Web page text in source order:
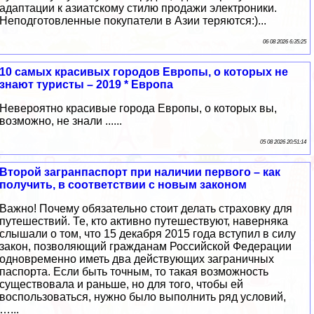
адаптации к азиатскому стилю продажи электроники.
Неподготовленные покупатели в Азии теряются:)...
06 08 2026 6:35:25
10 самых красивых городов Европы, о которых не
знают туристы – 2019 * Европа
Невероятно красивые города Европы, о которых вы,
возможно, не знали ......
05 08 2026 20:51:14
Второй загранпаспорт при наличии первого – как
получить, в соответствии с новым законом
Важно! Почему обязательно стоит делать страховку для
путешествий. Те, кто активно путешествуют, наверняка
слышали о том, что 15 декабря 2015 года вступил в силу
закон, позволяющий гражданам Российской Федерации
одновременно иметь два действующих заграничных
паспорта. Если быть точным, то такая возможность
существовала и раньше, но для того, чтобы ей
воспользоваться, нужно было выполнить ряд условий,
…...